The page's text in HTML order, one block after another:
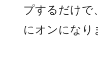
プするだけで
にオンになり